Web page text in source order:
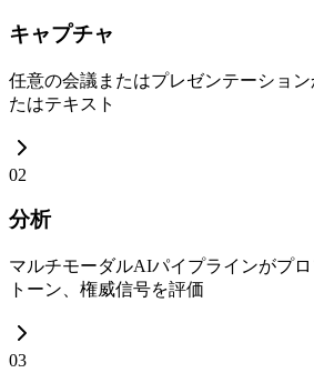
キャプチャ
任意の会議またはプレゼンテーショ
たはテキスト
02
分析
マルチモーダルAIパイプラインがプロ
トーン、権威信号を評価
03